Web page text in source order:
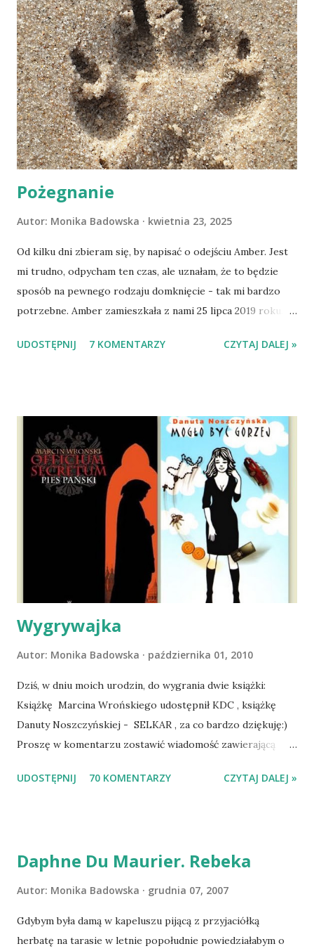
Pożegnanie
Autor: Monika Badowska kwietnia 23, 2025
Od kilku dni zbieram się, by napisać o odejściu Amber. Jest
mi trudno, odpycham ten czas, ale uznałam, że to będzie
sposób na pewnego rodzaju domknięcie - tak mi bardzo
potrzebne. Amber zamieszkała z nami 25 lipca 2019 roku.
Mazowieckim, pojechaliśmy na wizytę zapoznawczą, a kilka
wspólnego życia przeczytacie TUTAJ i TUTAJ . Gdy już
nieco okrzepliśmy w codzienności z psem, a Amber - z
ludźmi i kotami, pojawił się pomysł na wspólny jesienny
wyjazd w Beskid Niski. Zanim to jednak się stało psica miała
atak padaczki, co spowodowało, że wyjazd odwołaliśmy,
wdrożyliśmy leczenie i od nowa zaczęliśmy oswajać z nami i
wspólnym życiem zdezorientowanego chorobą psa. Udało
się ustabilizować zawirowania zdrowotne i wówczas
zaczęliśmy się cieszyć sobą wzajemnie już na 100%.
Dopier...
UDOSTĘPNIJ 7 KOMENTARZY CZYTAJ DALEJ »
Wygrywajka
Autor: Monika Badowska października 01, 2010
Dziś, w dniu moich urodzin, do wygrania dwie książki:
Książkę Marcina Wrońskiego udostępnił KDC , książkę
Danuty Noszczyńskiej - SELKAR , za co bardzo dziękuję:)
Proszę w komentarzu zostawić wiadomość zawierającą
Losowanie odbędzie się w niedzielę o 8:00. Zapraszam
UDOSTĘPNIJ 70 KOMENTARZY CZYTAJ DALEJ »
Daphne Du Maurier. Rebeka
Autor: Monika Badowska grudnia 07, 2007
Gdybym była damą w kapeluszu pijącą z przyjaciółką
herbatę na tarasie w letnie popołudnie powiedziałabym o